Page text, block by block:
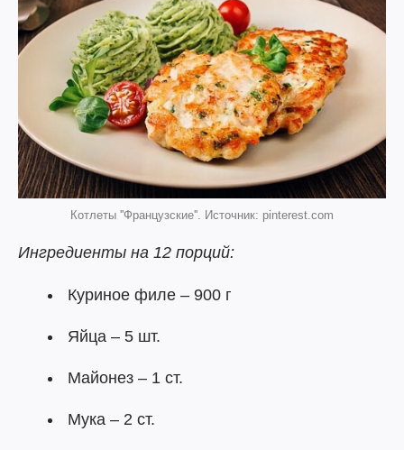
Котлеты ''Французские''. Источник: pinterest.com
Ингредиенты на 12 порций:
Куриное филе – 900 г
Яйца – 5 шт.
Майонез – 1 ст.
Мука – 2 ст.